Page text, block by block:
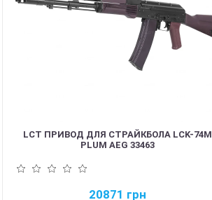
LCT ПРИВОД ДЛЯ СТРАЙКБОЛА LCK-74M
PLUM AEG 33463
20871 грн